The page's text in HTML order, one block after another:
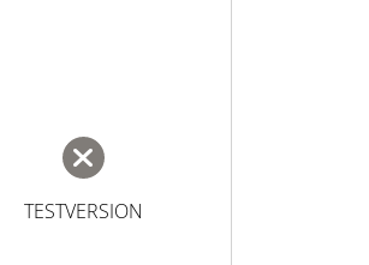
TESTVERSION